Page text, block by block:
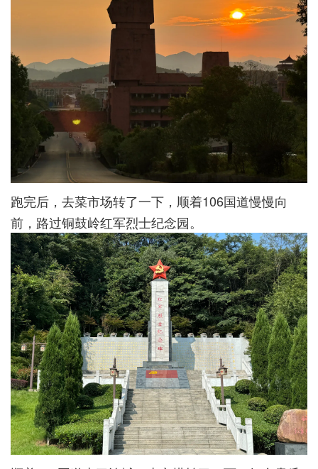
跑完后，去菜市场转了一下，顺着106国道慢慢向
前，路过铜鼓岭红军烈士纪念园。